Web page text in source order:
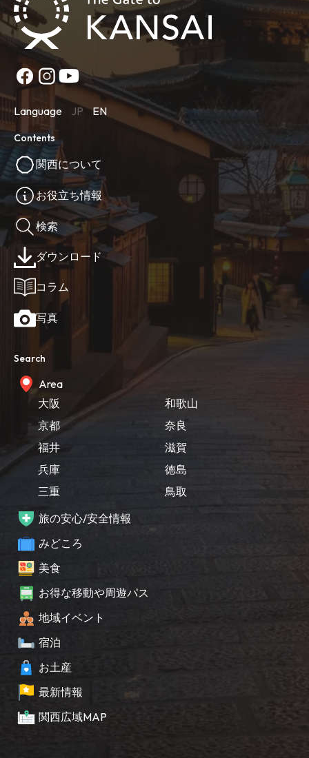
Language JP EN
Contents
関西について
お役立ち情報
検索
ダウンロード
コラム
写真
Search
Area
大阪
京都
福井
兵庫
三重
和歌山
奈良
滋賀
徳島
鳥取
旅の安心/安全情報
みどころ
美食
お得な移動や周遊パス
地域イベント
宿泊
お土産
最新情報
関西広域MAP